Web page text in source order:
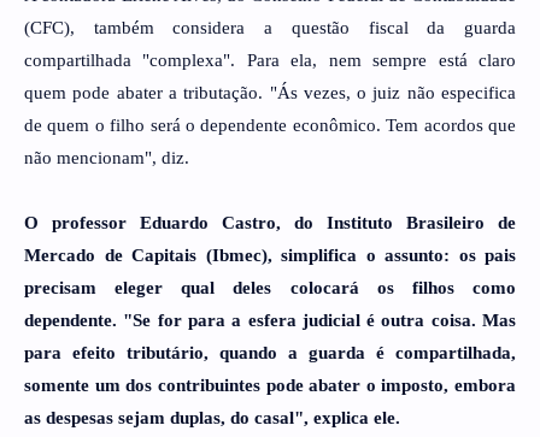
(CFC), também considera a questão fiscal da guarda
compartilhada "complexa". Para ela, nem sempre está claro
quem pode abater a tributação. "Ás vezes, o juiz não especifica
de quem o filho será o dependente econômico. Tem acordos que
não mencionam", diz.
O professor Eduardo Castro, do Instituto Brasileiro de
Mercado de Capitais (Ibmec), simplifica o assunto: os pais
precisam eleger qual deles colocará os filhos como
dependente. "Se for para a esfera judicial é outra coisa. Mas
para efeito tributário, quando a guarda é compartilhada,
somente um dos contribuintes pode abater o imposto, embora
as despesas sejam duplas, do casal", explica ele.